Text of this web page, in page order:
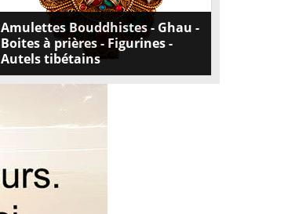
Amulettes Bouddhistes - Ghau -
Boites à prières - Figurines -
Autels tibétains
Découvrez notre collection d'amulettes
bouddhistes, ghau, boites à prières,
figurines et autels tibétains miniatures.
Obtenez une connexion profonde avec la
spiritualité bouddhiste et éveillez votre